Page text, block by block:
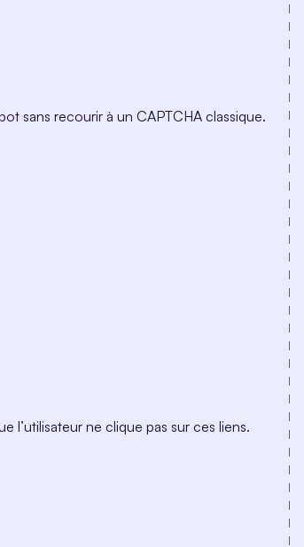
sans recourir à un CAPTCHA classique.
l’utilisateur ne clique pas sur ces liens.